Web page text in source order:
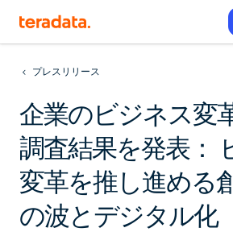
プレスリリース
企業のビジネス変
調査結果を発表：
変革を推し進める
の波とデジタル化